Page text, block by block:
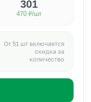
301
470 ₽/шт
От 51 шт включается
скидка за
количество